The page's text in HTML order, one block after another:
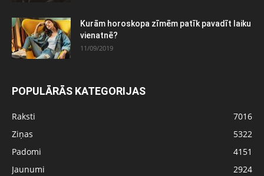
Kurām horoskopa zīmēm patīk pavadīt laiku
vienatnē?
11/09/2019
POPULĀRĀS KATEGORIJAS
Raksti
7016
Ziņas
5322
Padomi
4151
Jaunumi
2924